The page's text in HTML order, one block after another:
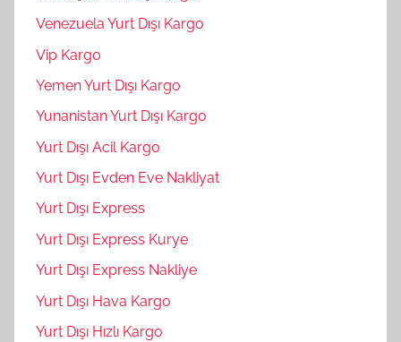
Venezuela Yurt Dışı Kargo
Vip Kargo
Yemen Yurt Dışı Kargo
Yunanistan Yurt Dışı Kargo
Yurt Dışı Acil Kargo
Yurt Dışı Evden Eve Nakliyat
Yurt Dışı Express
Yurt Dışı Express Kurye
Yurt Dışı Express Nakliye
Yurt Dışı Hava Kargo
Yurt Dışı Hızlı Kargo